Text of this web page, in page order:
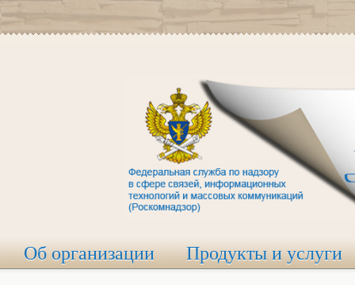
Об организации Продукты и услуги